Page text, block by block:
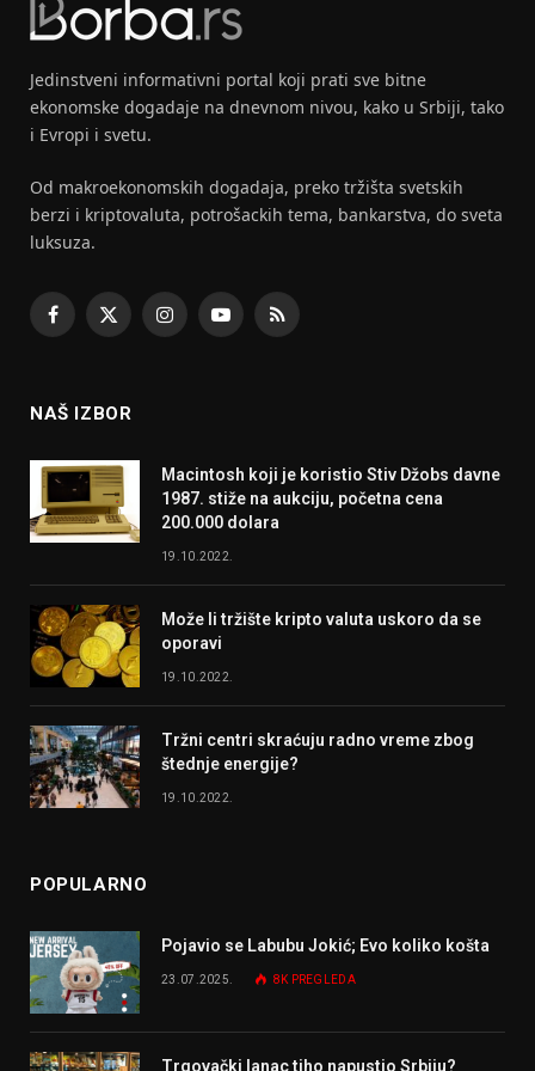
Jedinstveni informativni portal koji prati sve bitne
ekonomske dogadaje na dnevnom nivou, kako u Srbiji, tako
i Evropi i svetu.
Od makroekonomskih dogadaja, preko tržišta svetskih
berzi i kriptovaluta, potrošackih tema, bankarstva, do sveta
luksuza.
Facebook
X
InstagramYouTubeRSS
NAŠ IZBOR
Macintosh koji je koristio Stiv Džobs davne
1987. stiže na aukciju, početna cena
200.000 dolara
19.10.2022.
Može li tržište kripto valuta uskoro da se
oporavi
19.10.2022.
Tržni centri skraćuju radno vreme zbog
štednje energije?
19.10.2022.
POPULARNO
Pojavio se Labubu Jokić; Evo koliko košta
23.07.2025. 8K PREGLEDA
Trgovački lanac tiho napustio Srbiju?